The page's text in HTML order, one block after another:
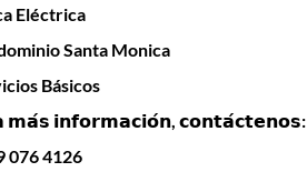
Eléctrica
Santa Monica
Básicos
𝗺𝗮́𝘀 𝗶𝗻𝗳𝗼𝗿𝗺𝗮𝗰𝗶𝗼́𝗻, 𝗰𝗼𝗻𝘁𝗮́𝗰𝘁𝗲𝗻𝗼𝘀:
076 4126